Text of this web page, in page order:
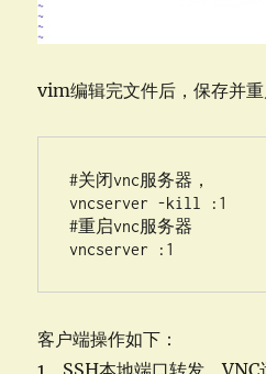
vim编辑完文件后，保存并重
#关闭vnc服务器，
vncserver -kill :1
#重启vnc服务器
vncserver :1
客户端操作如下：